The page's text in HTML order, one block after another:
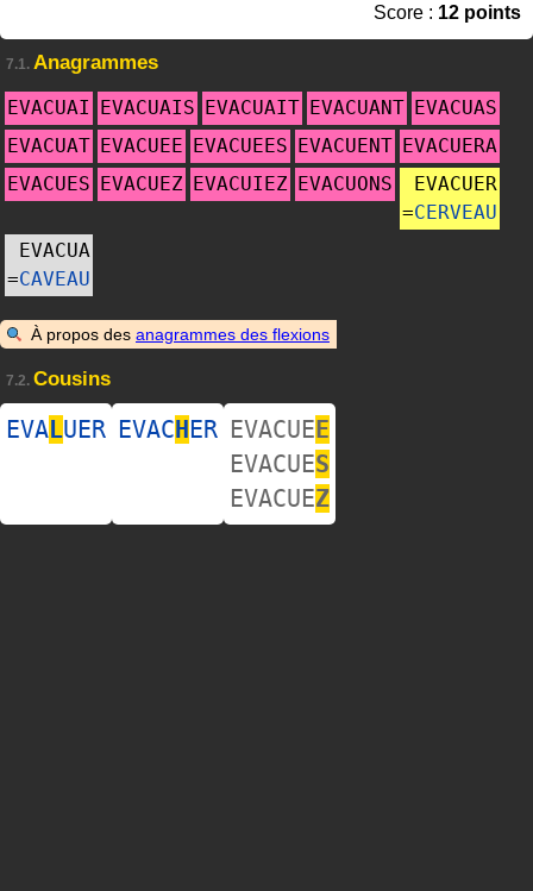
Score : 12 points
7.1. Anagrammes
EVACUAI EVACUAIS EVACUAIT EVACUANT EVACUAS
EVACUAT EVACUEE EVACUEES EVACUENT EVACUERA
EVACUES EVACUEZ EVACUIEZ EVACUONS
EVACUER
=CERVEAU
EVACUA
=CAVEAU
À propos des anagrammes des flexions
7.2. Cousins
EVALUER EVACHER EVACUEE
EVACUES
EVACUEZ